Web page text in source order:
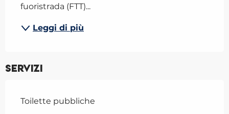
fuoristrada (FTT)...
Leggi di più
Servizi
Toilette pubbliche